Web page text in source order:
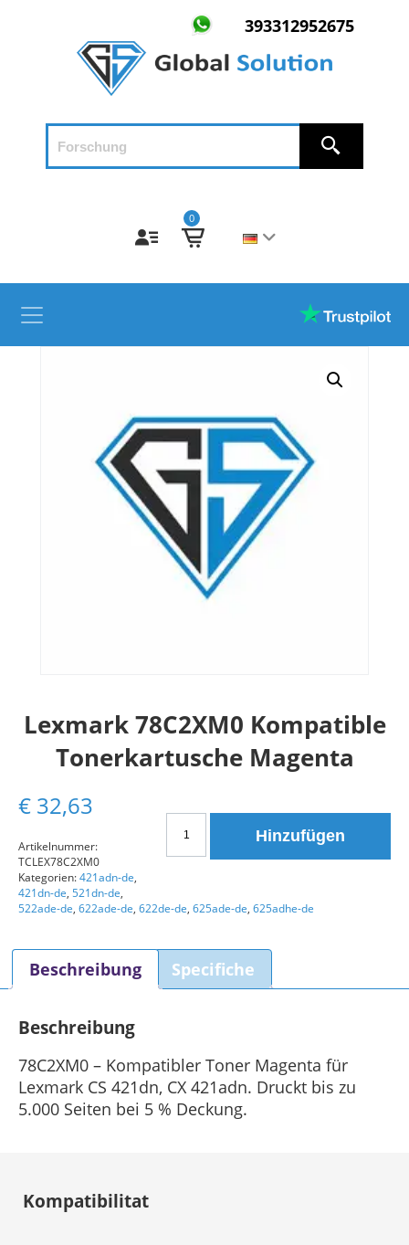
393312952675
0
Lexmark 78C2XM0 Kompatible
Tonerkartusche Magenta
€ 32,63
78C2XM0
Kompatible
Magenta
Hinzufügen
Artikelnummer:
TCLEX78C2XM0
Kategorien:421adn-de,
421dn-de, 521dn-de,
522ade-de, 622ade-de, 622de-de, 625ade-de, 625adhe-de
Beschreibung Specifiche
Beschreibung
78C2XM0 – Kompatibler Toner Magenta für
Lexmark CS 421dn, CX 421adn. Druckt bis zu
5.000 Seiten bei 5 % Deckung.
Kompatibilitat